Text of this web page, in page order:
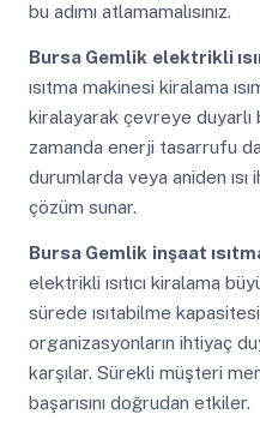
bu adımı atlamamalısınız.
Bursa Gemlik elektrikli
ısıtma makinesi kiralama
kiralayarak çevreye duyarlı
zamanda enerji tasarrufu
durumlarda veya aniden ısı
çözüm sunar.
Bursa Gemlik inşaat
elektrikli ısıtıcı kiralama
sürede ısıtabilme
organizasyonların ihtiyaç
karşılar. Sürekli müşteri
başarısını doğrudan etkiler.